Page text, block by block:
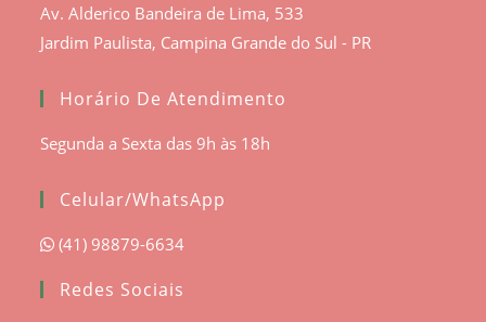
Av. Alderico Bandeira de Lima, 533
Jardim Paulista, Campina Grande do Sul - PR
Horário De Atendimento
Segunda a Sexta das 9h às 18h
Celular/WhatsApp
(41) 98879-6634
Redes Sociais